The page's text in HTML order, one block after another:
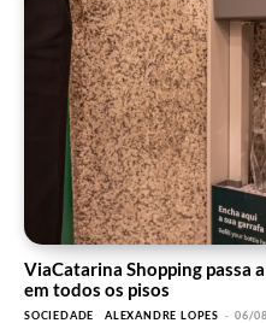
ViaCatarina Shopping passa
em todos os pisos
SOCIEDADE ALEXANDRE LOPES - 06/